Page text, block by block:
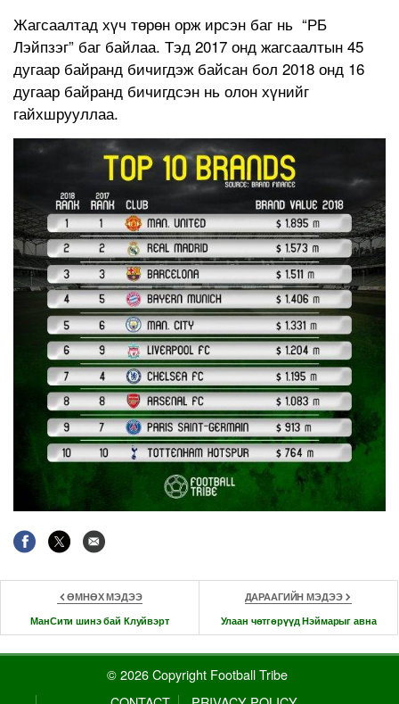
Жагсаалтад хүч төрөн орж ирсэн баг нь “РБ
Лэйпзэг” баг байлаа. Тэд 2017 онд жагсаалтын 45
дугаар байранд бичигдэж байсан бол 2018 онд 16
дугаар байранд бичигдсэн нь олон хүнийг
гайхшрууллаа.
ӨМНӨХ МЭДЭЭ
МанСити шинэ бай Клуйвэрт
ДАРААГИЙН МЭДЭЭ
Улаан чөтгөрүүд Нэймарыг авна
© 2026 Copyright Football Tribe